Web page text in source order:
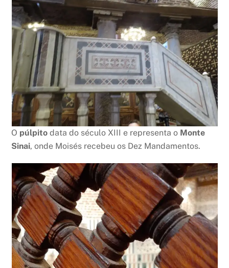
O púlpito data do século XIII e representa o Monte
Sinai, onde Moisés recebeu os Dez Mandamentos.